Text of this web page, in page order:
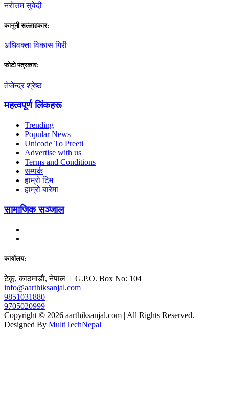
नराेत्तम सुवेदी
कानुनी सल्लाहकार:
अधिवक्ता विकास गिरी
फाेटाे पत्रकार:
तेजेन्द्र श्रेष्ठ
महत्वपूर्ण लिंकहरू
Trending
Popular News
Unicode To Preeti
Advertise with us
Terms and Conditions
सम्पर्क
हाम्रो टिम
हाम्रो बारेमा
सामाजिक सञ्जाल
कार्यालय:
टेकू, काठमाडाैं, नेपाल । G.P.O. Box No: 104
info@aarthiksanjal.com
9851031880
9705020999
Copyright © 2026 aarthiksanjal.com | All Rights Reserved.
Designed By MultiTechNepal